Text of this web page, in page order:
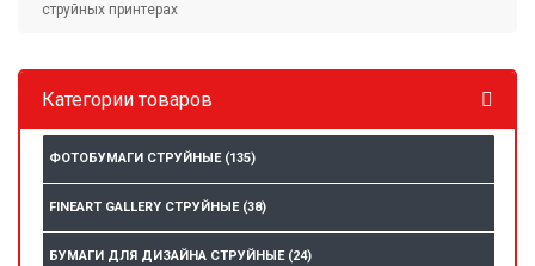
струйных принтерах
Категории товаров
ФОТОБУМАГИ СТРУЙНЫЕ (135)
FINEART GALLERY СТРУЙНЫЕ (38)
БУМАГИ ДЛЯ ДИЗАЙНА СТРУЙНЫЕ (24)